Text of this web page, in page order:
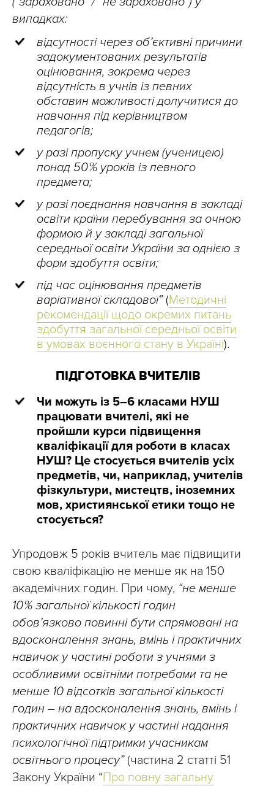
випадках:
відсутності через об’єктивні причини
задокументованих результатів
оцінювання, зокрема через
відсутність в учнів із певних
обставин можливості долучитися до
навчання під керівництвом
педагогів;
у разі пропуску учнем (ученицею)
понад 50 % уроків із певного
предмета;
у разі поєднання навчання в закладі
освіти країни перебування за очною
формою й у закладі загальної
середньої освіти України за однією з
форм здобуття освіти;
під час оцінювання предметів
варіативної складової”(Методичні
рекомендації щодо окремих питань
здобуття загальної середньої освіти
в умовах воєнного стану в Україні).
ПІДГОТОВКА ВЧИТЕЛІВ
Чи можуть із 5–6 класами НУШ
працювати вчителі, які не
пройшли курси підвищення
кваліфікації для роботи в класах
НУШ? Це стосується вчителів усіх
предметів, чи, наприклад, учителів
фізкультури, мистецтв, іноземних
мов, християнської етики тощо не
стосується?
Упродовж 5 років вчитель має підвищити
свою кваліфікацію не менше як на 150
академічних годин. При чому, “не менше
10 % загальної кількості годин
обов’язково повинні бути спрямовані на
вдосконалення знань, вмінь і практичних
навичок у частині роботи з учнями з
особливими освітніми потребами та не
менше 10 відсотків загальної кількості
годин – на вдосконалення знань, вмінь і
практичних навичок у частині надання
психологічної підтримки учасникам
освітнього процесу” (частина 2 статті 51
Закону України “Про повну загальну